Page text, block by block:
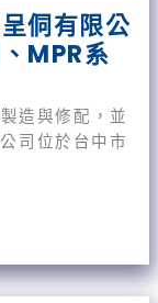
侗有限公
MPR系
造與修配，並
司位於台中市